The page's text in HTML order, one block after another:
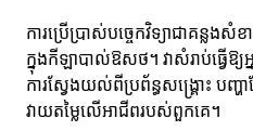
ការប្រើប្រាស់បច្ចេកវិទ្យាជាគន្លង
ក្នុងកីឡាបាល់ឱសថ។ វាសំរាប់ធ្វើឱ្
ការស្វែងយល់ពីប្រព័ន្ធសង្គ្រោះ បញ្ហ
វាយតម្លៃលើអាជីពរបស់ពួកគេ។